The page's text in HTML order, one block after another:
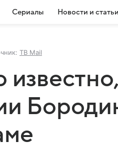
Сериалы Новости и статьи
ТВ Mail